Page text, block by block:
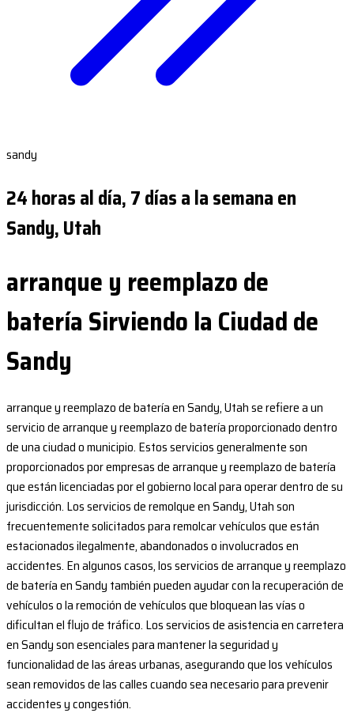
sandy
24 horas al día, 7 días a la semana en
Sandy, Utah
arranque y reemplazo de
batería Sirviendo la Ciudad de
Sandy
arranque y reemplazo de batería en Sandy, Utah se refiere a un
servicio de arranque y reemplazo de batería proporcionado dentro
de una ciudad o municipio. Estos servicios generalmente son
proporcionados por empresas de arranque y reemplazo de batería
que están licenciadas por el gobierno local para operar dentro de su
jurisdicción. Los servicios de remolque en Sandy, Utah son
frecuentemente solicitados para remolcar vehículos que están
estacionados ilegalmente, abandonados o involucrados en
accidentes. En algunos casos, los servicios de arranque y reemplazo
de batería en Sandy también pueden ayudar con la recuperación de
vehículos o la remoción de vehículos que bloquean las vías o
dificultan el flujo de tráfico. Los servicios de asistencia en carretera
en Sandy son esenciales para mantener la seguridad y
funcionalidad de las áreas urbanas, asegurando que los vehículos
sean removidos de las calles cuando sea necesario para prevenir
accidentes y congestión.